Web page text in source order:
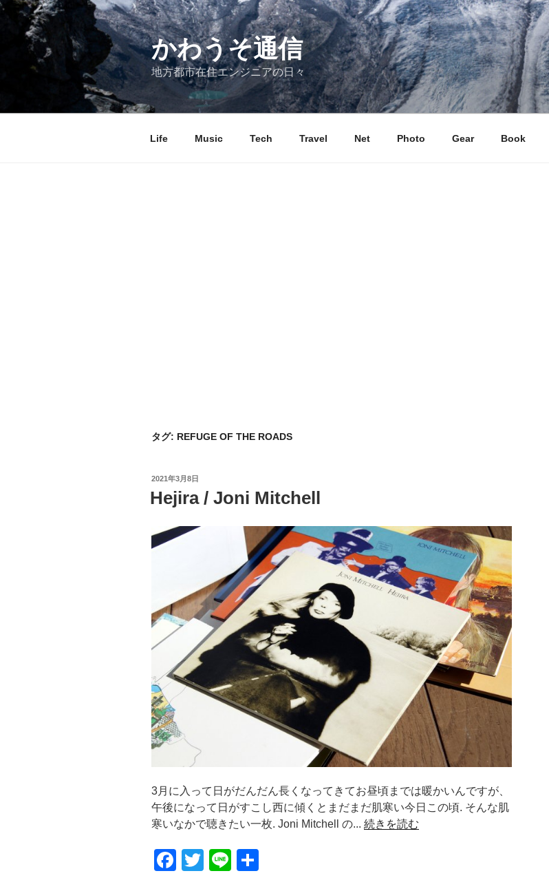
コ
かわうそ通信
地方都市在住エンジニアの日々
Life Music Tech Travel Net Photo Gear Book
タグ: REFUGE OF THE ROADS
投
日:
2021年3月8日
Hejira / Joni Mitchell
3月に入って日がだんだん長くなってきてお昼頃までは暖かいんですが、
午後になって日がすこし西に傾くとまだまだ肌寒い今日この頃. そんな肌
寒いなかで聴きたい一枚. Joni Mitchell の... 続きを読む
F
T
Li